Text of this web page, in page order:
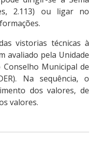
2.113) ou ligar no
vistorias técnicas à
avaliado pela Unidade
Municipal de
Na sequência, o
dos valores, de
valores.